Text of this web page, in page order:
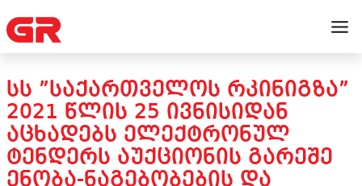
ᲡᲡ ”ᲡᲐᲥᲐᲠᲗᲕᲔᲚᲝᲡ ᲠᲙᲘᲜᲘᲒᲖᲐ”
2021 ᲬᲚᲘᲡ 25 ᲘᲕᲜᲘᲡᲘᲓᲐᲜ
ᲐᲪᲮᲐᲓᲔᲑᲡ ᲔᲚᲔᲥᲢᲠᲝᲜᲣᲚ
ᲢᲔᲜᲓᲔᲠᲡ ᲐᲣᲥᲪᲘᲝᲜᲘᲡ ᲒᲐᲠᲔᲨᲔ
ᲔᲜᲝᲑᲐ-ᲜᲐᲒᲔᲑᲝᲑᲔᲑᲘᲡ ᲓᲐ